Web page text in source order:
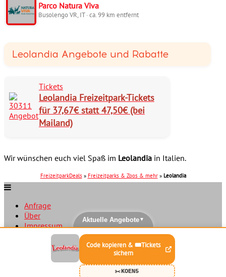
Parco Natura Viva
Busolengo VR, IT · ca. 99 km entfernt
Leolandia Angebote und Rabatte
Tickets
Leolandia Freizeitpark-Tickets
für 37,67€ statt 47,50€ (bei
Mailand)
Wir wünschen euch viel Spaß im Leolandia in Italien.
Aktuelle Angebote▲
Code kopieren & 🎟️Tickets
sichern
✂️KOEN5
FreizeitparkDeals » Freizeitparks & Zoos & mehr» Leolandia
Anfrage
Über
Impressum
Datenschutz
Movie Park Tickets
Phantasialand Angebote
Plopsaland Deutschland Gutschein
Disneyland Paris Tickets
Disneyland Übernachtung
News Google Analytics